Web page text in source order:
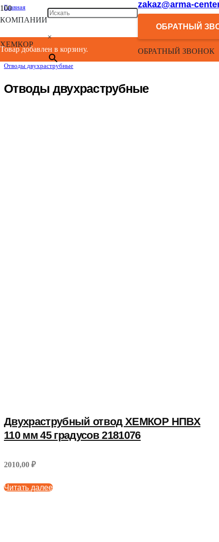
КОМПАНИИ
ХЕМКОР
×
zakaz@arma-
ОБРАТНЫЙ
ОБРАТНЫЙ ЗВОНОК
Товар добавлен в корзину.
Главная
/
Каталог
Внутренняя канализация НПВХ
/
Напорные фасонные изделия
Отводы двухраструбные
Отводы двухраструбные
Двухраструбный отвод ХЕМКОР НПВХ
110 мм 45 градусов 2181076
2010,00 ₽
Читать далее